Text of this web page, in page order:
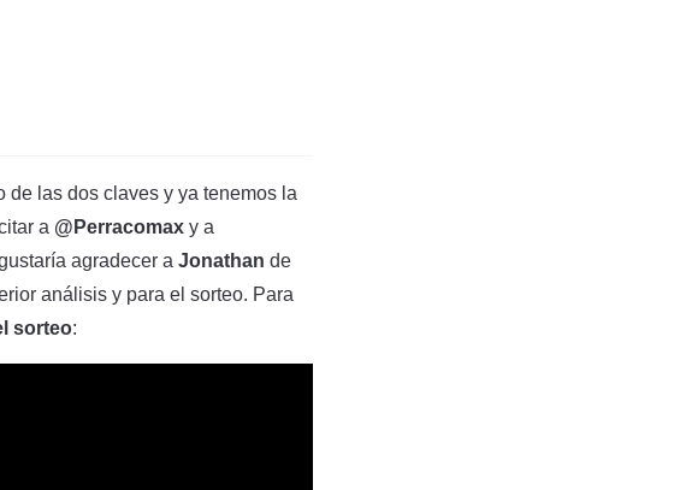
las dos claves y ya tenemos la
a @Perracomax y a
agradecer a Jonathan de
análisis y para el sorteo. Para
sorteo: